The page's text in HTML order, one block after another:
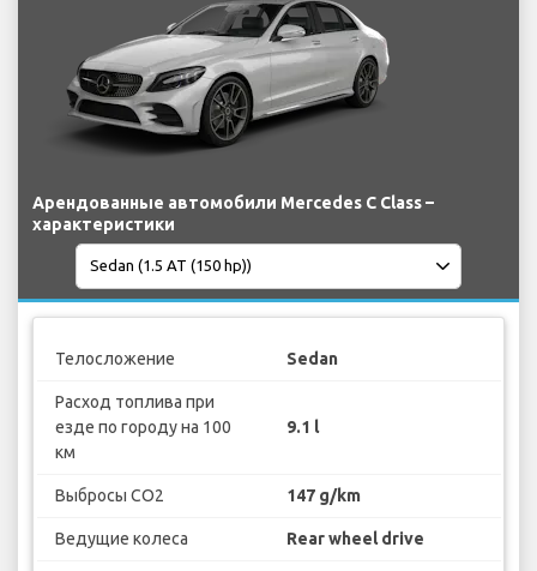
Арендованные автомобили Mercedes C Class –
характеристики
Телосложение Sedan
Расход топлива при
езде по городу на 100
км
9.1 l
Выбросы CO2 147 g/km
Ведущие колеса Rear wheel drive